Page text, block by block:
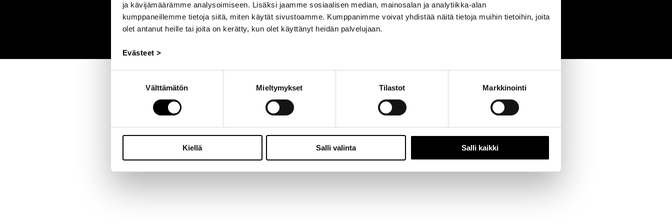
ja kävijämäärämme analysoimiseen. Lisäksi jaamme sosiaalisen median, mainosalan ja analytiikka-alan
kumppaneillemme tietoja siitä, miten käytät sivustoamme. Kumppanimme voivat yhdistää näitä tietoja muihin tietoihin, joita
olet antanut heille tai joita on kerätty, kun olet käyttänyt heidän palvelujaan.
Evästeet >
Välttämätön Mieltymykset Tilastot Markkinointi
Kiellä Salli valinta Salli kaikki
Jalasjärvi: Hallitie 1, 61600 Jalasjärvi | Avoinna: Ma-Pe 8:00 – 16:00 |06 457 5060
© 2024 - Seitoy Oy | Desing by
KOKO-Markkinointi